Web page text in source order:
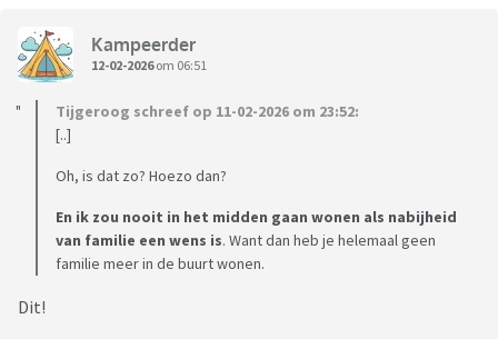
Kampeerder
12-02-2026om 06:51
Tijgeroog schreef op 11-02-2026 om 23:52:
[..]
Oh, is dat zo? Hoezo dan?
En ik zou nooit in het midden gaan wonen als nabijheid
van familie een wens is. Want dan heb je helemaal geen
familie meer in de buurt wonen.
Dit!